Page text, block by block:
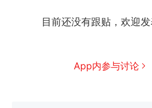
目前还没有跟贴，欢迎
App内参与讨论
新 全球唯一没有
家，刚改国名，总